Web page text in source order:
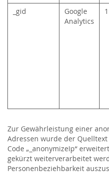
_gid
Google
Analytics
Zur Gewährleistung einer
Adressen wurde der
Code „_anonymizeIp“
gekürzt weiterverarbeitet
Personenbeziehbarkeit